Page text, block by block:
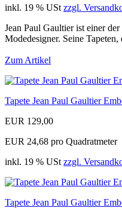
inkl. 19 % USt zzgl.
Jean Paul Gaultier ist einer
Modedesigner. Seine Tapeten,
Zum Artikel
Tapete Jean Paul Gaultier
EUR 129,00
EUR 24,68 pro Quadratmeter
inkl. 19 % USt zzgl.
Tapete Jean Paul Gaultier